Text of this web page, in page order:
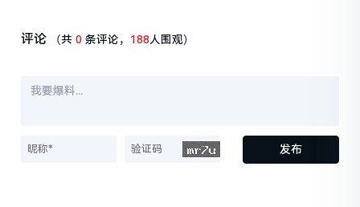
评论 （共0 条评论， 188人围观）
发布